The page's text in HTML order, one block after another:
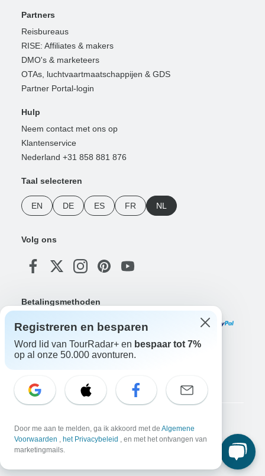
Partners
Reisbureaus
RISE: Affiliates & makers
DMO's & marketeers
OTAs, luchtvaartmaatschappijen & GDS
Partner Portal-login
Hulp
Neem contact met ons op
Klantenservice
Nederland +31 858 881 876
Taal selecteren
EN DE ES FR NL
Volg ons
Betalingsmethoden
Juridische kennisgeving
Privacybeleid
Cookies
Algemene voorwaarden
Registreren en besparen
Word lid van TourRadar+ en bespaar tot 7%
op al onze 50.000 avonturen.
Door me aan te melden, ga ik akkoord met de Algemene
Voorwaarden , het Privacybeleid , en met het ontvangen van
marketingmails.